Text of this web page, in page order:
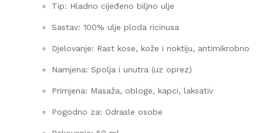
Tip: Hladno cijeđeno biljno ulje
Sastav: 100% ulje ploda ricinusa
Djelovanje: Rast kose, kože i noktiju, antimikrobno
Namjena: Spolja i unutra (uz oprez)
Primjena: Masaža, obloge, kapci, laksativ
Pogodno za: Odrasle osobe